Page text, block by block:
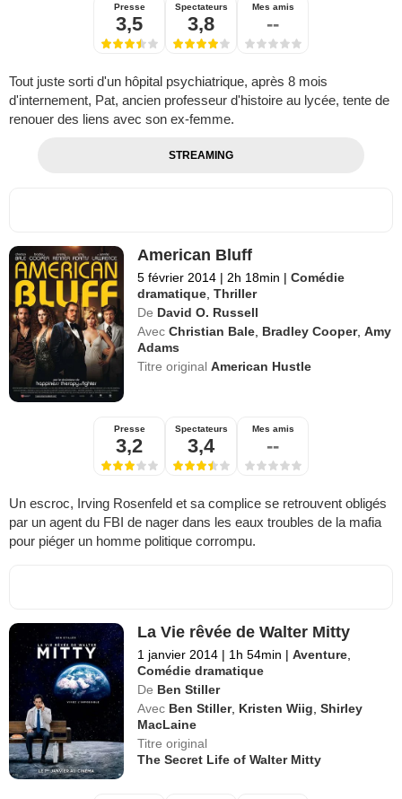
Presse
3,5
Spectateurs
3,8
Mes amis
--
Tout juste sorti d'un hôpital psychiatrique, après 8 mois
d'internement, Pat, ancien professeur d'histoire au lycée, tente de
renouer des liens avec son ex-femme.
STREAMING
American Bluff
5 février 2014 | 2h 18min | Comédie
dramatique ,Thriller
De David O. Russell
Avec Christian Bale Bradley Cooper,Amy
Adams
Titre originalAmerican Hustle
Presse
3,2
Spectateurs
3,4
Mes amis
--
Un escroc, Irving Rosenfeld et sa complice se retrouvent obligés
par un agent du FBI de nager dans les eaux troubles de la mafia
pour piéger un homme politique corrompu.
La Vie rêvée de Walter Mitty
1 janvier 2014 | 1h 54min | Aventure
Comédie dramatique
De Ben Stiller
Avec Ben Stiller, Kristen Wiig ,Shirley
MacLaine
Titre original
The Secret Life of Walter Mitty